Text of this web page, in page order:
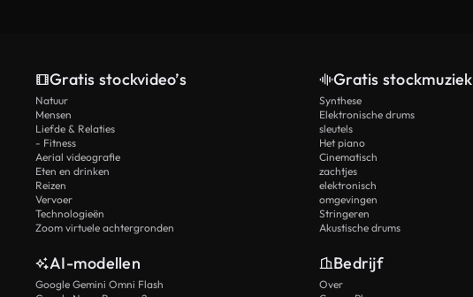
Gratis stockvideo’s
Natuur
Mensen
Liefde & Relaties
- Fitness
Aerial videografie
Eten en drinken
Reizen
Vervoer
Technologieën
Zoom virtuele achtergronden
Gratis stockmuziek
Synthese
Elektronische drums
sleutels
Het piano
Cinematisch
zachtjes
elektronisch
omgevingen
Stringeren
Akustische drums
AI-modellen
Google Gemini Omni Flash
Bedrijf
Over